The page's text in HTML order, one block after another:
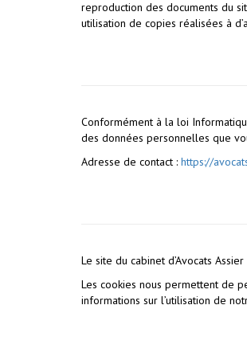
reproduction des documents du
utilisation de copies réalisées à
Conformément à la loi
des données personnelles que
Adresse de contact : https://
Le site du cabinet d’Avocats
Les cookies nous permettent de
informations sur l’utilisation de